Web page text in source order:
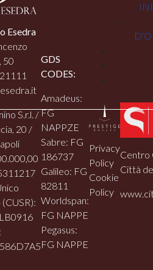
Esedra
50
S.r.l. /
20 /
GDS
CODES:
Amadeus:
FG
NAPPZE
Sabre: FG
186737
Galileo: FG
82811
Worldspan:
FG NAPPE
Pegasus:
FG NAPPE
Privacy
Policy
Cookie
Policy
Centro
Città